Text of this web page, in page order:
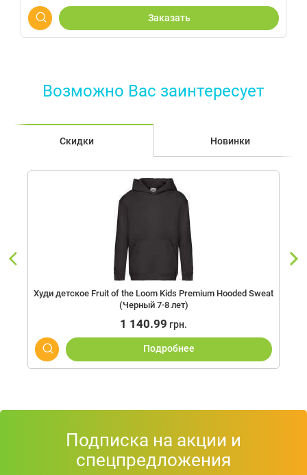
Заказать
Возможно Вас заинтересует
Скидки Новинки
Худи детское Fruit of the Loom Kids Premium Hooded Sweat
(Черный 7-8 лет)
1 140.99 грн.
Подробнее
Подписка на акции и
спецпредложения